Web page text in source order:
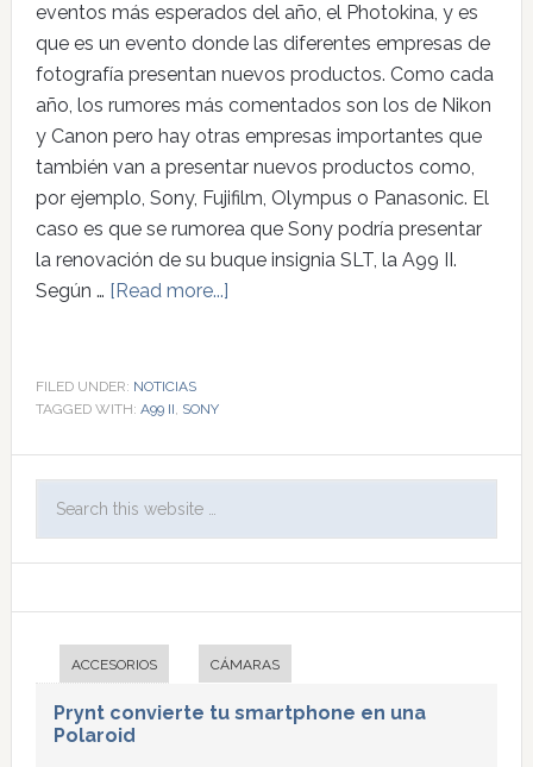
eventos más esperados del año, el Photokina, y es
que es un evento donde las diferentes empresas de
fotografía presentan nuevos productos. Como cada
año, los rumores más comentados son los de Nikon
y Canon pero hay otras empresas importantes que
también van a presentar nuevos productos como,
por ejemplo, Sony, Fujifilm, Olympus o Panasonic. El
caso es que se rumorea que Sony podría presentar
la renovación de su buque insignia SLT, la A99 II.
Según … [Read more...]
FILED UNDER: NOTICIAS
TAGGED WITH: A99 II, SONY
ACCESORIOS CÁMARAS
Prynt convierte tu smartphone en una
Polaroid